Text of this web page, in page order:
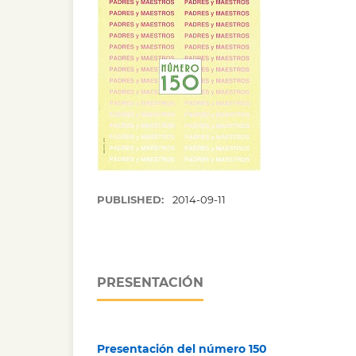
PUBLISHED: 2014-09-11
PRESENTACIÓN
Presentación del número 150